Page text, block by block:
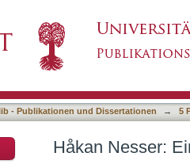
- Publikationen und Dissertationen → 5
Håkan Nesser: